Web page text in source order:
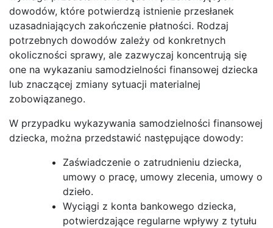
dowodów, które potwierdzą istnienie przesłanek
uzasadniających zakończenie płatności. Rodzaj
potrzebnych dowodów zależy od konkretnych
okoliczności sprawy, ale zazwyczaj koncentrują się
one na wykazaniu samodzielności finansowej dziecka
lub znaczącej zmiany sytuacji materialnej
zobowiązanego.
W przypadku wykazywania samodzielności finansowej
dziecka, można przedstawić następujące dowody:
Zaświadczenie o zatrudnieniu dziecka,
umowy o pracę, umowy zlecenia, umowy o
dzieło.
Wyciągi z konta bankowego dziecka,
potwierdzające regularne wpływy z tytułu